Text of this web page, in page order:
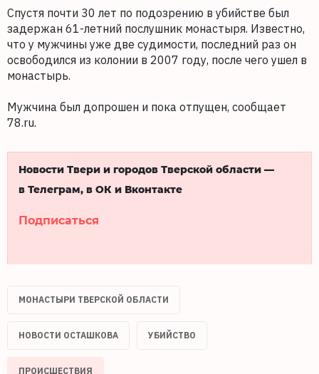
Спустя почти 30 лет по подозрению в убийстве был
задержан 61-летний послушник монастыря. Известно,
что у мужчины уже две судимости, последний раз он
освободился из колонии в 2007 году, после чего ушел в
монастырь.
Мужчина был допрошен и пока отпущен, сообщает
78.ru.
Новости Твери и городов Тверской области —
в Телеграм, в ОК и Вконтакте
Подписаться
МОНАСТЫРИ ТВЕРСКОЙ ОБЛАСТИ
НОВОСТИ ОСТАШКОВА УБИЙСТВО
ПРОИСШЕСТВИЯ